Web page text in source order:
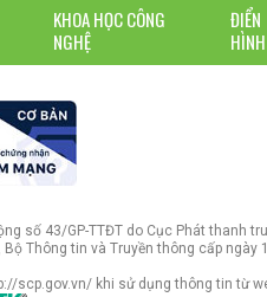
KHOA HỌC CÔNG
NGHỆ
ĐIỂN
HÌNH
số 43/GP-TTĐT do Cục Phát thanh
Thông tin và Truyền thông cấp ngày
scp.gov.vn/ khi sử dụng thông tin từ